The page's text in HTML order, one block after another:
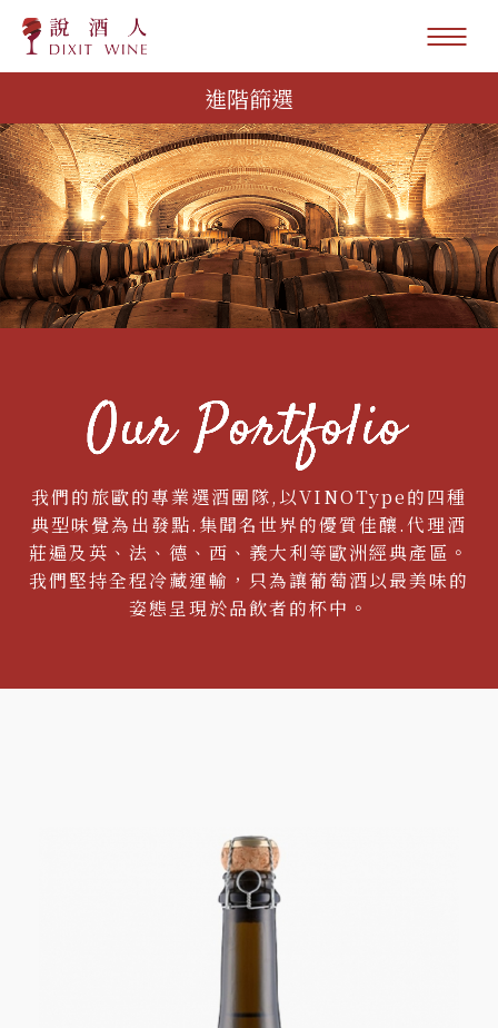
我們的旅歐的專業選酒團隊,以VINOType的四種
典型味覺為出發點.集聞名世界的優質佳釀.代理酒
莊遍及英、法、德、西、義大利等歐洲經典產區。
我們堅持全程冷藏運輸，只為讓葡萄酒以最美味的
姿態呈現於品飲者的杯中。
進階篩選